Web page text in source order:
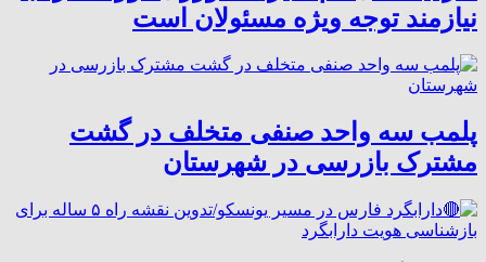
نیازمند توجه ویژه مسئولان است
پلمب سه واحد صنفی متخلف در گشت
مشترک بازرسی در شهرستان